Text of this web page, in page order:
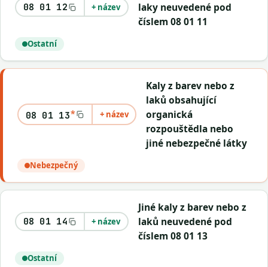
08 01 12 + název
laky neuvedené pod
číslem 08 01 11
Ostatní
08 01 13* + název
Kaly z barev nebo z
laků obsahující
organická
rozpouštědla nebo
jiné nebezpečné látky
Nebezpečný
08 01 14 + název
Jiné kaly z barev nebo z
laků neuvedené pod
číslem 08 01 13
Ostatní